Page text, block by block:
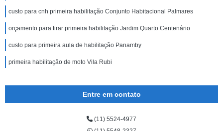
custo para cnh primeira habilitação Conjunto Habitacional Palmares
orçamento para tirar primeira habilitação Jardim Quarto Centenário
custo para primeira aula de habilitação Panamby
primeira habilitação de moto Vila Rubi
Entre em contato
(11) 5524-4977